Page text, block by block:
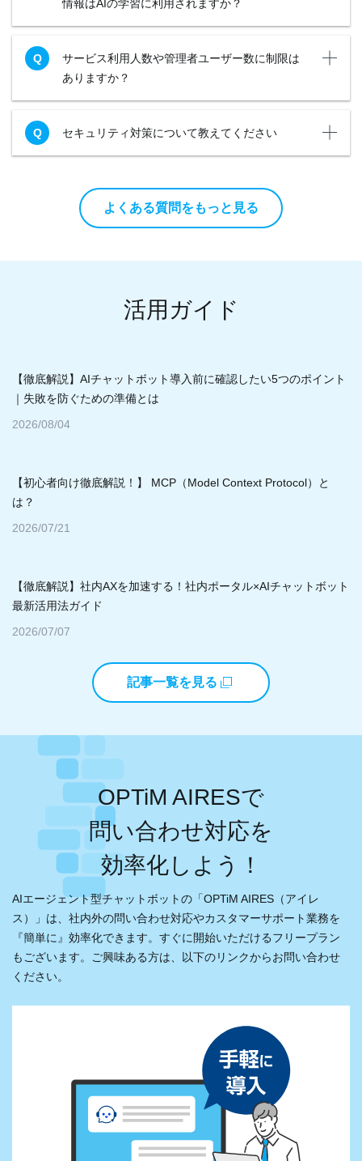
情報はAIの学習に利用されますか？
サービス利用人数や管理者ユーザー数に制限は
ありますか？
セキュリティ対策について教えてください
よくある質問をもっと見る
活用ガイド
【徹底解説】AIチャットボット導入前に確認したい5つのポイント
｜失敗を防ぐための準備とは
2026/08/04
【初心者向け徹底解説！】 MCP（Model Context Protocol）と
は？
2026/07/21
【徹底解説】社内AXを加速する！社内ポータル×AIチャットボット
最新活用法ガイド
2026/07/07
記事一覧を見る
OPTiM AIRESで
問い合わせ対応を
効率化しよう！
AIエージェント型チャットボットの「OPTiM AIRES（アイレ
ス）」は、 社内外の問い合わせ対応やカスタマーサポート業務を
『簡単に』効率化できます。 すぐに開始いただけるフリープラン
もございます。ご興味ある方は、以下のリンクからお問い合わせ
ください。